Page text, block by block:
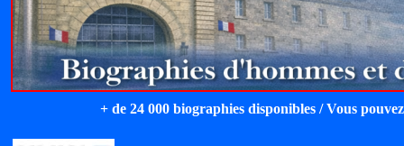
+ de 24 000 biographies disponibles / Vous